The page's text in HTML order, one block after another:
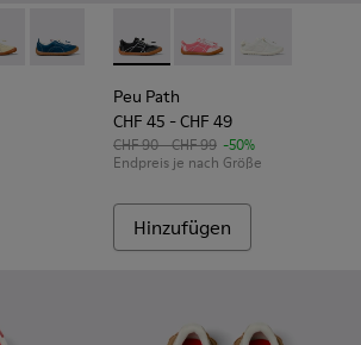
001 - Rote Nubuk-Sneaker für Kinder.
K800694-004 - Braune Sneaker aus
Path - K800694-003 - Gelbe Sneaker
Peu Path - K800694-002 - Blaue
Peu Path - K800691-002 -
Peu Path -Peu Path -
Peu Path
CHF 45 - CHF 49
CHF 90 - CHF 99 -50%
Endpreis je nach Größe
Hinzufügen